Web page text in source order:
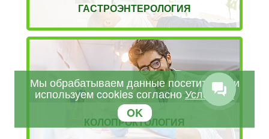
ГАСТРОЭНТЕРОЛОГИЯ
КОЛОПРОКТОЛОГИЯ
Мы обрабатываем данные посетителей и
используем cookies согласноУсловиям
OK